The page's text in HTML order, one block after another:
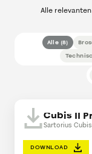
Alle
Alle (8)
Cubis II
Sartorius
DOWNLOAD